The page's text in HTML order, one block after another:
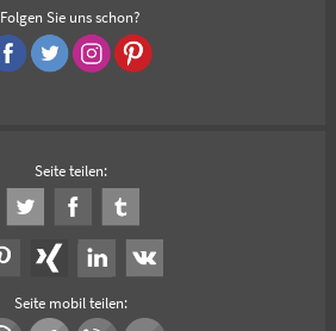
Folgen Sie uns schon?
Seite teilen:
Seite mobil teilen: